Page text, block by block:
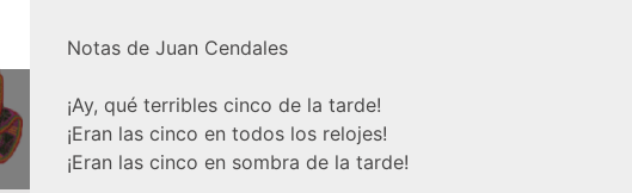
Notas de Juan Cendales
¡Ay, qué terribles cinco de la tarde!
¡Eran las cinco en todos los relojes!
¡Eran las cinco en sombra de la tarde!